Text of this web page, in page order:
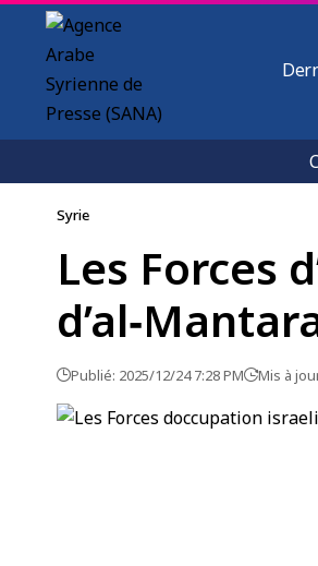
Syrie
Les Forces
Publié: 2025/12/24 7:28 PM Mis à